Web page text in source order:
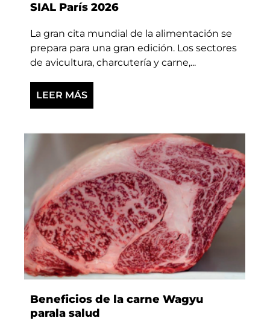
SIAL París 2026
La gran cita mundial de la alimentación se
prepara para una gran edición. Los sectores
de avicultura, charcutería y carne,...
LEER MÁS
Beneficios de la carne Wagyu
parala salud